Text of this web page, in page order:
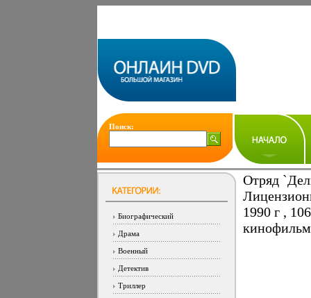
Поиск:
Биографический
Драма
Военный
Детектив
Триллер
Отряд
1990 г ,